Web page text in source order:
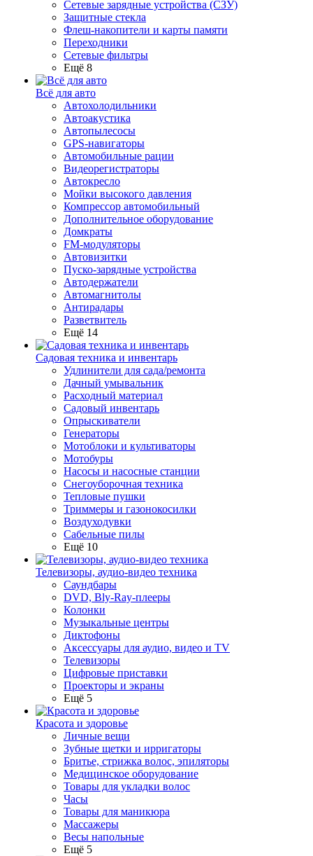
Сетевые зарядные устройства (СЗУ)
Защитные стекла
Флеш-накопители и карты памяти
Переходники
Сетевые фильтры
Ещё 8
Всё для авто
Автохолодильники
Автоакустика
Автопылесосы
GPS-навигаторы
Автомобильные рации
Видеорегистраторы
Автокресло
Мойки высокого давления
Компрессор автомобильный
Дополнительное оборудование
Домкраты
FM-модуляторы
Автовизитки
Пуско-зарядные устройства
Автодержатели
Автомагнитолы
Антирадары
Разветвитель
Ещё 14
Садовая техника и инвентарь
Удлинители для сада/ремонта
Дачный умывальник
Расходный материал
Садовый инвентарь
Опрыскиватели
Генераторы
Мотоблоки и культиваторы
Мотобуры
Насосы и насосные станции
Снегоуборочная техника
Тепловые пушки
Триммеры и газонокосилки
Воздуходувки
Сабельные пилы
Ещё 10
Телевизоры, аудио-видео техника
Саундбары
DVD, Bly-Ray-плееры
Колонки
Музыкальные центры
Диктофоны
Аксессуары для аудио, видео и TV
Телевизоры
Цифровые приставки
Проекторы и экраны
Ещё 5
Красота и здоровье
Личные вещи
Зубные щетки и ирригаторы
Бритье, стрижка волос, эпиляторы
Медицинское оборудование
Товары для укладки волос
Часы
Товары для маникюра
Массажеры
Весы напольные
Ещё 5